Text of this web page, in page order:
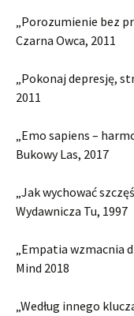
„Porozumienie bez
Czarna Owca, 2011
„Pokonaj depresję,
2011
„Emo sapiens –
Bukowy Las, 2017
„Jak wychować
Wydawnicza Tu, 1997
„Empatia wzmacnia
Mind 2018
„Według innego